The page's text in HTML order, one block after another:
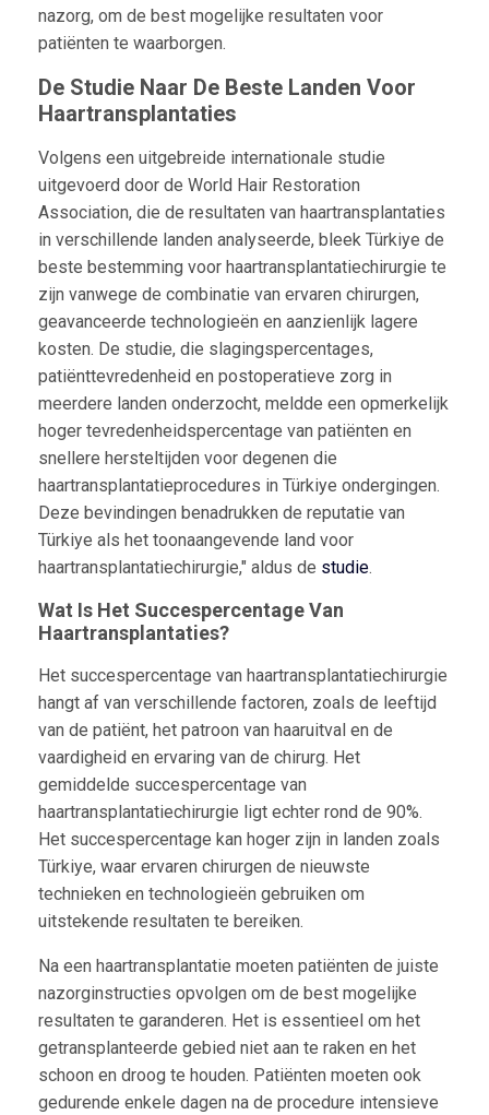
nazorg, om de best mogelijke resultaten voor
patiënten te waarborgen.
De Studie Naar De Beste Landen Voor
Haartransplantaties
Volgens een uitgebreide internationale studie
uitgevoerd door de World Hair Restoration
Association, die de resultaten van haartransplantaties
in verschillende landen analyseerde, bleek Türkiye de
beste bestemming voor haartransplantatiechirurgie te
zijn vanwege de combinatie van ervaren chirurgen,
geavanceerde technologieën en aanzienlijk lagere
kosten. De studie, die slagingspercentages,
patiënttevredenheid en postoperatieve zorg in
meerdere landen onderzocht, meldde een opmerkelijk
hoger tevredenheidspercentage van patiënten en
snellere hersteltijden voor degenen die
haartransplantatieprocedures in Türkiye ondergingen.
Deze bevindingen benadrukken de reputatie van
Türkiye als het toonaangevende land voor
haartransplantatiechirurgie," aldus de studie.
Wat Is Het Succespercentage Van
Haartransplantaties?
Het succespercentage van haartransplantatiechirurgie
hangt af van verschillende factoren, zoals de leeftijd
van de patiënt, het patroon van haaruitval en de
vaardigheid en ervaring van de chirurg. Het
gemiddelde succespercentage van
haartransplantatiechirurgie ligt echter rond de 90%.
Het succespercentage kan hoger zijn in landen zoals
Türkiye, waar ervaren chirurgen de nieuwste
technieken en technologieën gebruiken om
uitstekende resultaten te bereiken.
Na een haartransplantatie moeten patiënten de juiste
nazorginstructies opvolgen om de best mogelijke
resultaten te garanderen. Het is essentieel om het
getransplanteerde gebied niet aan te raken en het
schoon en droog te houden. Patiënten moeten ook
gedurende enkele dagen na de procedure intensieve